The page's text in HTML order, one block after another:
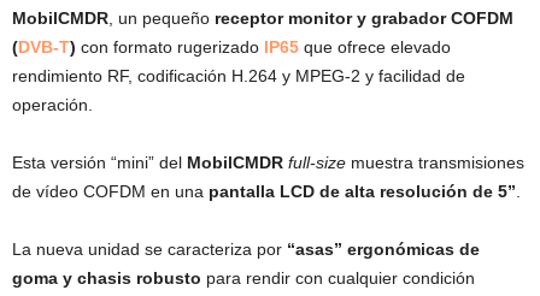
MobilCMDR , un pequeño receptor monitor y grabador COFDM
(DVB-T) con formato rugerizado IP65 que ofrece elevado
rendimiento RF, codificación H.264 y MPEG-2 y facilidad de
operación.
Esta versión “mini” del MobilCMDR full-size muestra transmisiones
de vídeo COFDM en una pantalla LCD de alta resolución de 5”
La nueva unidad se caracteriza por “asas” ergonómicas de
goma y chasis robusto para rendir con cualquier condición